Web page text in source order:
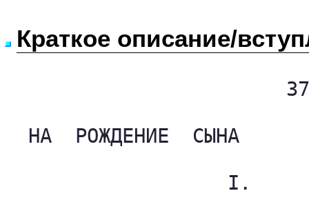
Краткое описание/
  НА  РОЖДЕНИЕ  СЫНА
                   I.